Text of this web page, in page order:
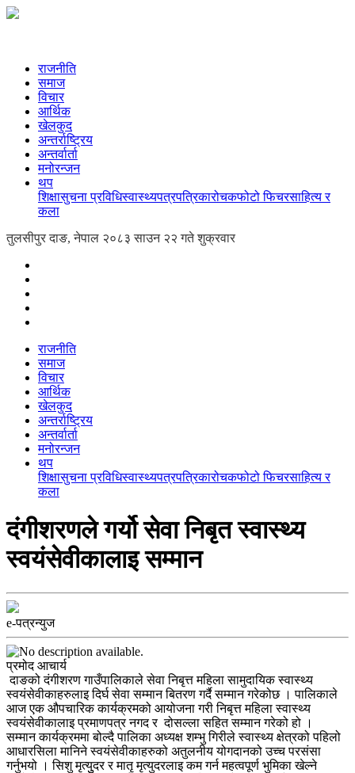
राजनीति
समाज
विचार
आर्थिक
खेलकुद
अन्तर्राष्ट्रिय
अन्तर्वार्ता
मनोरन्जन
थप
शिक्षासुचना प्रविधिस्वास्थ्यपत्रपत्रिकारोचकफोटो फिचरसाहित्य र
कला
तुलसीपुर दाङ, नेपाल २०८३ साउन २२ गते शुक्रवार
राजनीति
समाज
विचार
आर्थिक
खेलकुद
अन्तर्राष्ट्रिय
अन्तर्वार्ता
मनोरन्जन
थप
शिक्षासुचना प्रविधिस्वास्थ्यपत्रपत्रिकारोचकफोटो फिचरसाहित्य र
कला
दंगीशरणले गर्यो सेवा निबृत स्वास्थ्य
स्वयंसेवीकालाइ सम्मान
e-पत्रन्युज
प्रमोद आचार्य
दाङको दंगीशरण गाउँपालिकाले सेवा निबृत्त महिला सामुदायिक स्वास्थ्य
स्वयंसेवीकाहरुलाइ दिर्घ सेवा सम्मान बितरण गर्दै सम्मान गरेकोछ । पालिकाले
आज एक औपचारिक कार्यक्रमको आयोजना गरी निबृत्त महिला स्वास्थ्य
स्वयंसेवीकालाइ प्रमाणपत्र नगद र दोसल्ला सहित सम्मान गरेको हो ।
सम्मान कार्यक्रममा बोल्दै पालिका अध्यक्ष शम्भु गिरीले स्वास्थ्य क्षेत्रको पहिलो
आधारसिला मानिने स्वयंसेवीकाहरुको अतुलनीय योगदानको उच्च परसंसा
गर्नुभयो । सिशु मृत्युुदर र मातृ मृत्युदरलाइ कम गर्न महत्वपूर्ण भुमिका खेल्ने